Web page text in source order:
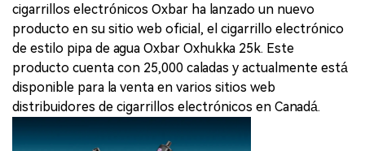
cigarrillos electrónicos Oxbar ha lanzado un nuevo
producto en su sitio web oficial, el cigarrillo electrónico
de estilo pipa de agua Oxbar Oxhukka 25k. Este
producto cuenta con 25,000 caladas y actualmente está
disponible para la venta en varios sitios web
distribuidores de cigarrillos electrónicos en Canadá.